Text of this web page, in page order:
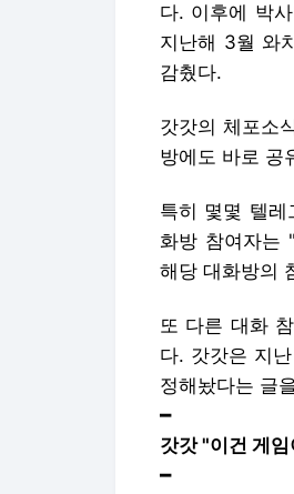
다. 이후에 박
지난해 3월 와
감췄다.
갓갓의 체포소
방에도 바로 공
특히 몇몇 텔레
화방 참여자는
해당 대화방의
또 다른 대화
다. 갓갓은 지
정해놨다는 글
━
갓갓 "이건 게
━